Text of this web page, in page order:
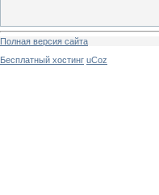
Полная версия сайта
Бесплатный хостинг uCoz